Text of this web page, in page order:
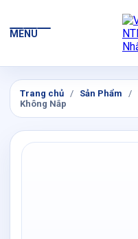
MENU
Trang chủ / Sản Phẩm /
Không Nắp